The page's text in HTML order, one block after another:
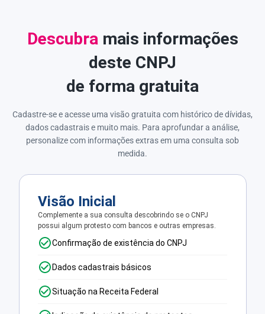
Descubra mais informações
deste CNPJ
de forma gratuita
Cadastre-se e acesse uma visão gratuita com histórico de dívidas,
dados cadastrais e muito mais. Para aprofundar a análise,
personalize com informações extras em uma consulta sob
medida.
Visão Inicial
Complemente a sua consulta descobrindo se o CNPJ
possui algum protesto com bancos e outras empresas.
Confirmação de existência do CNPJ
Dados cadastrais básicos
Situação na Receita Federal